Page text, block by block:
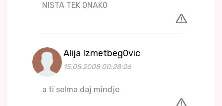
NISTA TEK 0NAK0
Alija Izmetbeg0vic
15.05.2008 00:28:26
a ti selma daj mindje